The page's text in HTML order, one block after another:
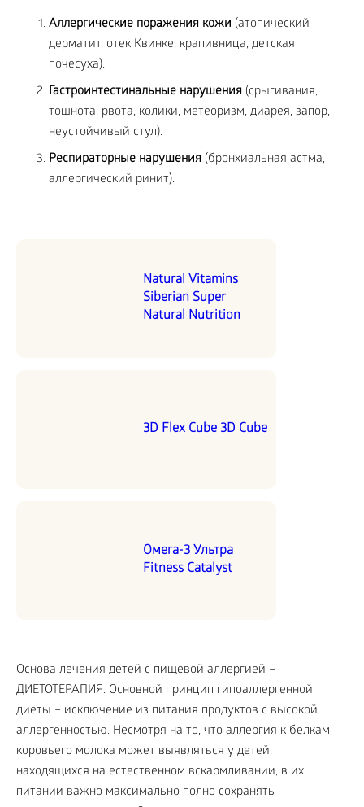
Аллергические поражения кожи (атопический
дерматит, отек Квинке, крапивница, детская
почесуха).
Гастроинтестинальные нарушения (срыгивания,
тошнота, рвота, колики, метеоризм, диарея, запор,
неустойчивый стул).
Респираторные нарушения (бронхиальная астма,
аллергический ринит).
Natural Vitamins
Siberian Super
Natural Nutrition
3D Flex Cube 3D Cube
Омега-3 Ультра
Fitness Catalyst
Основа лечения детей с пищевой аллергией –
ДИЕТОТЕРАПИЯ. Основной принцип гипоаллергенной
диеты – исключение из питания продуктов с высокой
аллергенностью. Несмотря на то, что аллергия к белкам
коровьего молока может выявляться у детей,
находящихся на естественном вскармливании, в их
питании важно максимально полно сохранять